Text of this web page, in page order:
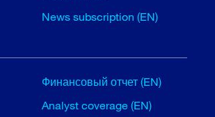
News subscription (EN)
Финансовый отчет (EN)
Analyst coverage (EN)